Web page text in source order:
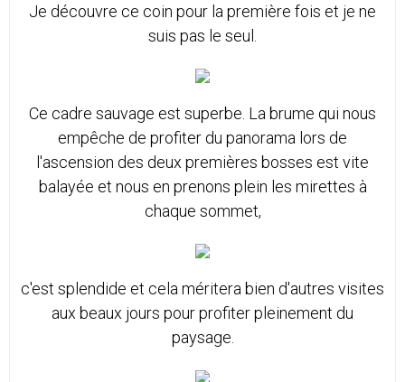
Je découvre ce coin pour la première fois et je ne
suis pas le seul.
Ce cadre sauvage est superbe. La brume qui nous
empêche de profiter du panorama lors de
l'ascension des deux premières bosses est vite
balayée et nous en prenons plein les mirettes à
chaque sommet,
c'est splendide et cela méritera bien d'autres visites
aux beaux jours pour profiter pleinement du
paysage.